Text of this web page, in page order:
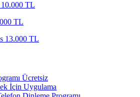
TL
TL
13.000 TL
Ücretsiz
İçin Uygulama